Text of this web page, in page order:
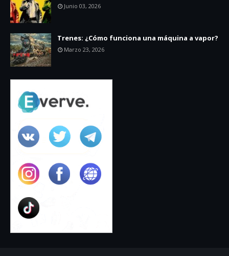
Junio 03, 2026
Trenes: ¿Cómo funciona una máquina a vapor?
Marzo 23, 2026